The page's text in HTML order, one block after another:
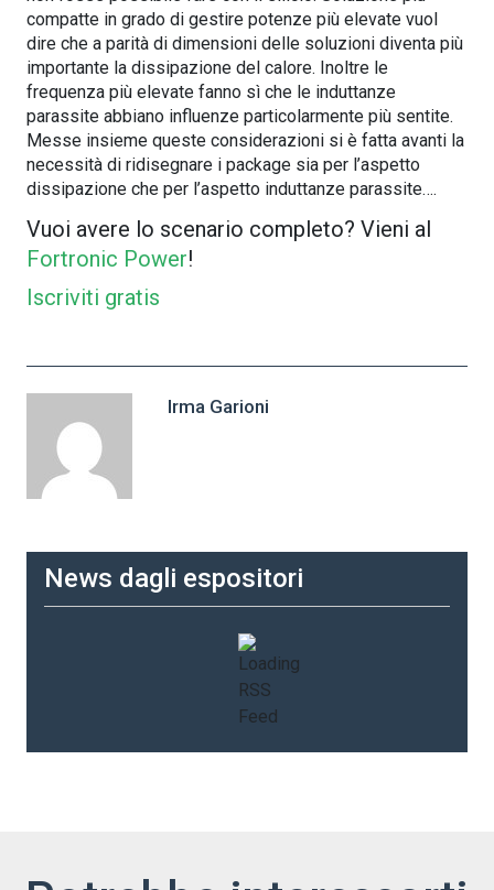
compatte in grado di gestire potenze più elevate vuol
dire che a parità di dimensioni delle soluzioni diventa più
importante la dissipazione del calore. Inoltre le
frequenza più elevate fanno sì che le induttanze
parassite abbiano influenze particolarmente più sentite.
Messe insieme queste considerazioni si è fatta avanti la
necessità di ridisegnare i package sia per l’aspetto
dissipazione che per l’aspetto induttanze parassite….
Vuoi avere lo scenario completo? Vieni al
Fortronic Power!
Iscriviti gratis
Irma Garioni
News dagli espositori